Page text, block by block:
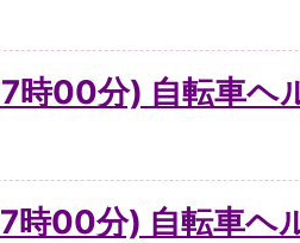
時00分) 自転車ヘ
時00分) 自転車ヘ